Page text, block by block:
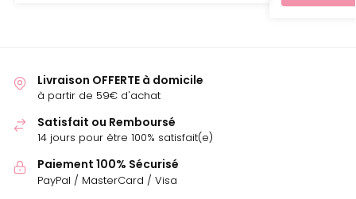
Livraison OFFERTE à domicile
à partir de 59€ d'achat
Satisfait ou Remboursé
14 jours pour être 100% satisfait(e)
Paiement 100% Sécurisé
PayPal / MasterCard / Visa